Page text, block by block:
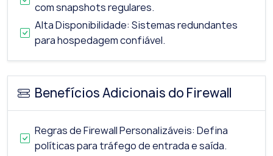
com snapshots regulares.
Alta Disponibilidade: Sistemas redundantes
para hospedagem confiável.
Benefícios Adicionais do Firewall
Regras de Firewall Personalizáveis: Defina
políticas para tráfego de entrada e saída.